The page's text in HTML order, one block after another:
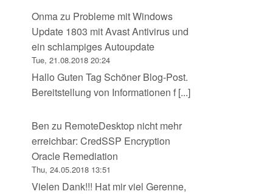
Onmazu Probleme mit Windows
Update 1803 mit Avast Antivirus und
ein schlampiges Autoupdate
Tue, 21.08.2018 20:24
Hallo Guten Tag Schöner Blog-Post.
Bereitstellung von Informationen f [...]
Ben zu RemoteDesktop nicht mehr
erreichbar: CredSSP Encryption
Oracle Remediation
Thu, 24.05.2018 13:51
Vielen Dank!!! Hat mir viel Gerenne,